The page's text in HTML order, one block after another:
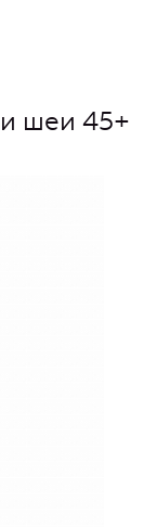
шеи 45+